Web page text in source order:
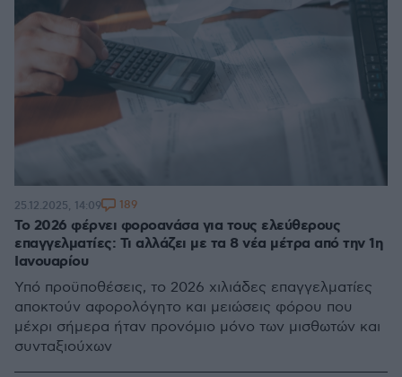
Το 2026 φέρνει φοροανάσα για τους ελεύθερους
επαγγελματίες: Τι αλλάζει με τα 8 νέα μέτρα από την 1η
Ιανουαρίου
Υπό προϋποθέσεις, το 2026 χιλιάδες επαγγελματίες
αποκτούν αφορολόγητο και μειώσεις φόρου που
μέχρι σήμερα ήταν προνόμιο μόνο των μισθωτών και
συνταξιούχων
25.12.2025, 14:09 189